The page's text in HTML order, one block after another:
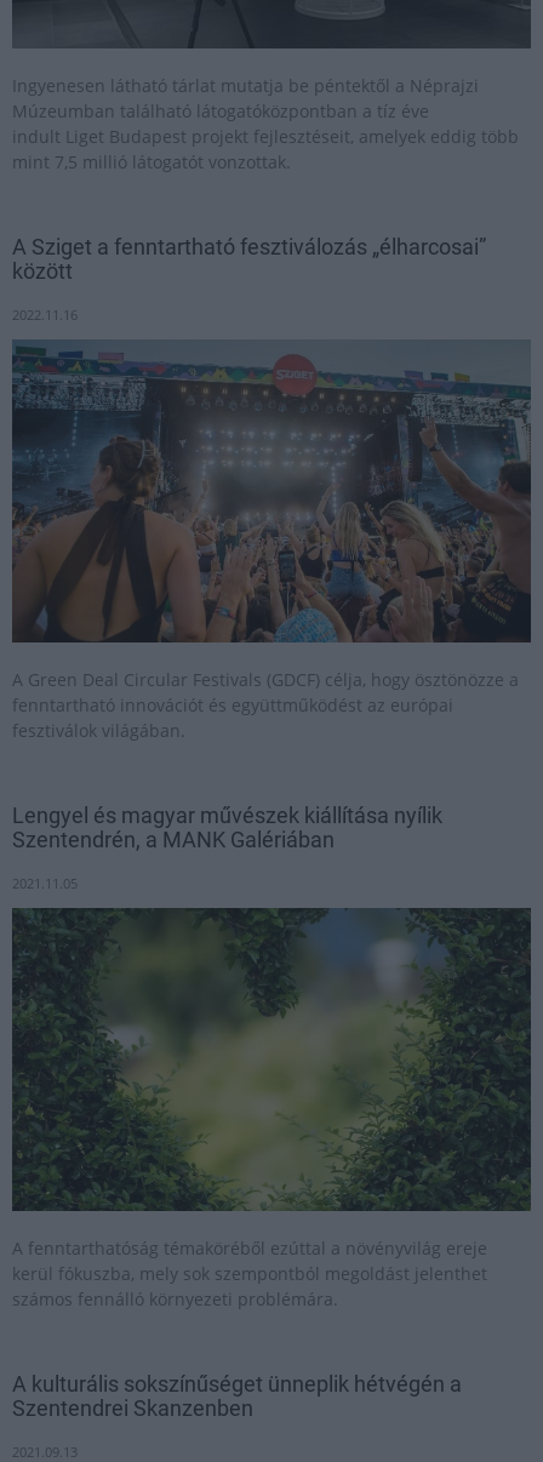
Ingyenesen látható tárlat mutatja be péntektől a Néprajzi
Múzeumban található látogatóközpontban a tíz éve
indult Liget Budapest projekt fejlesztéseit, amelyek eddig több
mint 7,5 millió látogatót vonzottak.
A Sziget a fenntartható fesztiválozás „élharcosai”
között
2022.11.16
A Green Deal Circular Festivals (GDCF) célja, hogy ösztönözze a
fenntartható innovációt és együttműködést az európai
fesztiválok világában.
Lengyel és magyar művészek kiállítása nyílik
Szentendrén, a MANK Galériában
2021.11.05
A fenntarthatóság témaköréből ezúttal a növényvilág ereje
kerül fókuszba, mely sok szempontból megoldást jelenthet
számos fennálló környezeti problémára.
A kulturális sokszínűséget ünneplik hétvégén a
Szentendrei Skanzenben
2021.09.13